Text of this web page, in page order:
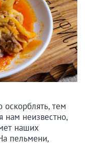
тем
нам неизвестно,
наших
пельмени,